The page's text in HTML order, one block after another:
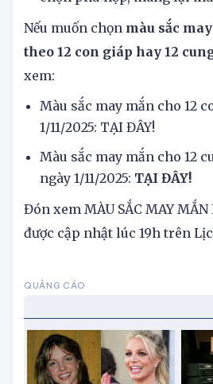
cung hoàng đạo. Bạn tham
chọn phù hợp, mang lại
Nếu muốn chọnmàu sắc
theo 12 con giáp hay 12
xem:
Màu sắc may mắn cho 12
1/11/2025: TẠI ĐÂY!
Màu sắc may mắn cho 12
ngày 1/11/2025:TẠI ĐÂY!
Đón xem MÀU SẮC MAY MẮN